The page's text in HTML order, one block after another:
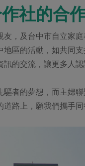
社的合
友，及台中市自立家
地區的活動，如共同
的交流，讓更多人
驅者的夢想，而主婦
路上，願我們攜手同